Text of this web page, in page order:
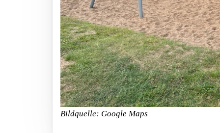
Bildquelle: Google Maps